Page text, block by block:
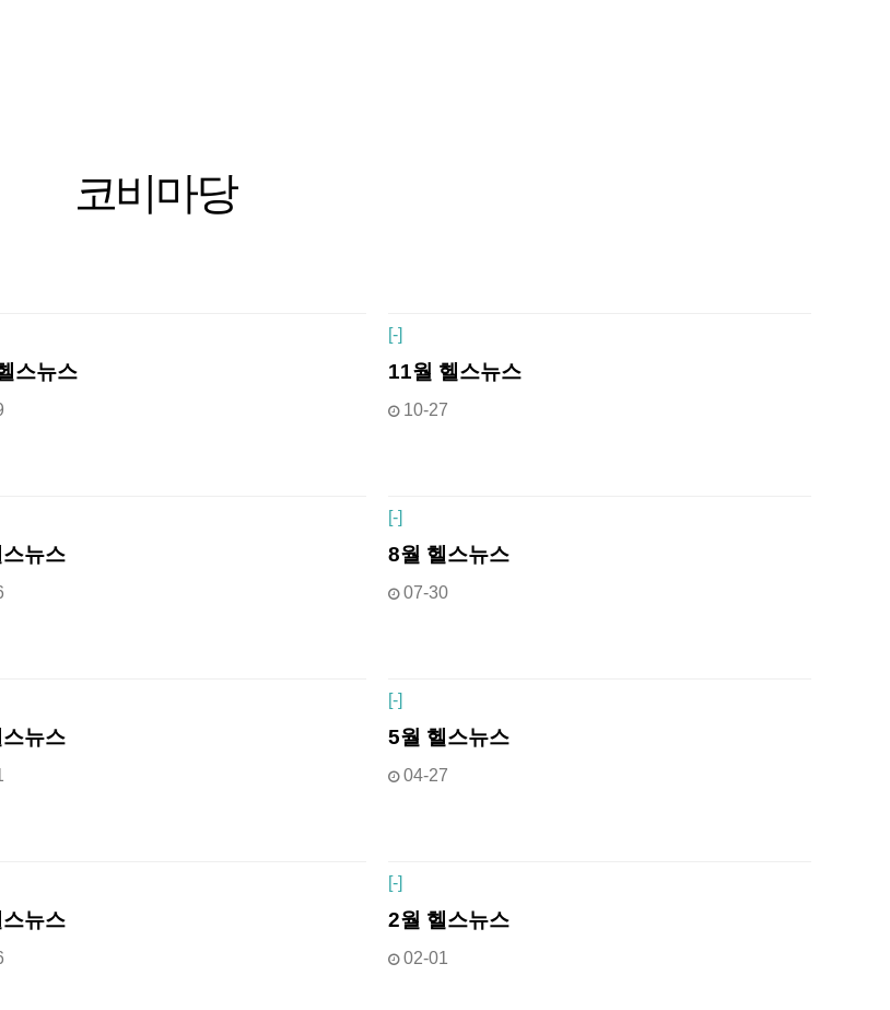
코비마당
스뉴스
[-]
11월 헬스뉴스
10-27
뉴스
[-]
8월 헬스뉴스
07-30
뉴스
[-]
5월 헬스뉴스
04-27
뉴스
[-]
2월 헬스뉴스
02-01